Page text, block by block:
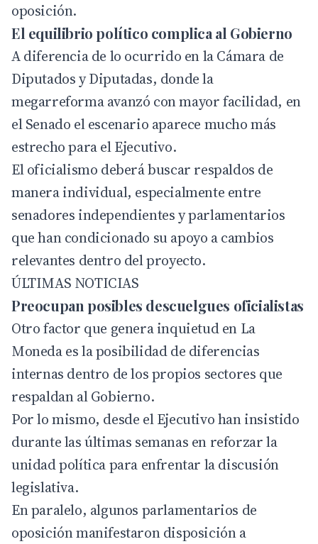
oposición.
El equilibrio político complica al Gobierno
A diferencia de lo ocurrido en la Cámara de
Diputados y Diputadas, donde la
megarreforma avanzó con mayor facilidad, en
el Senado el escenario aparece mucho más
estrecho para elEjecutivo.
El oficialismo deberá buscar respaldos de
manera individual, especialmente entre
senadores independientes y parlamentarios
que han condicionado su apoyo a cambios
relevantes dentro del proyecto.
ÚLTIMAS NOTICIAS
Preocupan posibles descuelgues oficialistas
Otro factor que genera inquietud en La
Moneda es la posibilidad de diferencias
internas dentro de los propios sectores que
respaldan al Gobierno.
Por lo mismo, desde el Ejecutivo han insistido
durante las últimas semanas en reforzar la
unidad política para enfrentar la discusión
legislativa.
En paralelo, algunos parlamentarios de
oposición manifestaron disposición a